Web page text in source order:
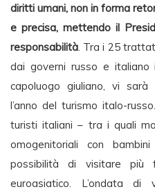
diritti umani, non in forma
e precisa, mettendo il
responsabilità . Tra i 25
dai governi russo e italiano
capoluogo giuliano, vi sarà
l’anno del turismo italo-
turisti italiani – tra i quali
omogenitoriali con
possibilità di visitare più
euroasiatico. L’ondata